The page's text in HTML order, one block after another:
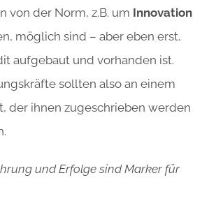
von der Norm, z.B. um Innovation
möglich sind – aber eben erst,
aufgebaut und vorhanden ist.
sollten also an einem
der ihnen zugeschrieben werden
und Erfolge sind Marker für